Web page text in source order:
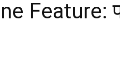
Feature: